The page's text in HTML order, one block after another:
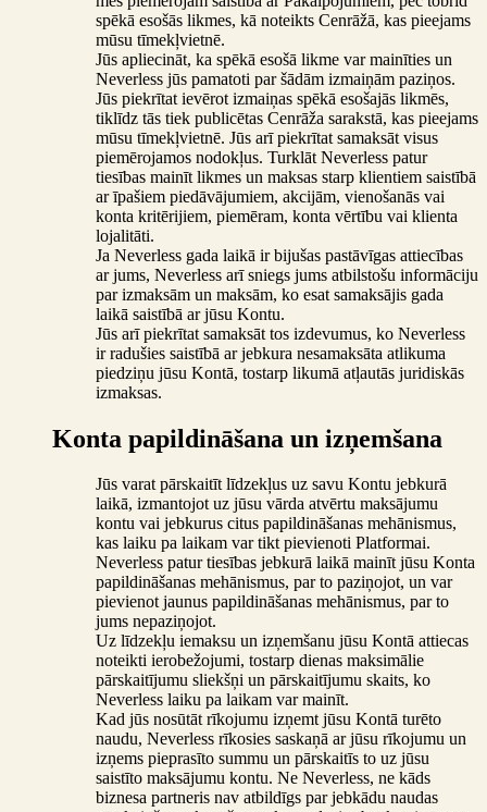
spēkā esošās likmes, kā noteikts Cenrāžā, kas pieejams
mūsu tīmekļvietnē.
Jūs apliecināt, ka spēkā esošā likme var mainīties un
Neverless jūs pamatoti par šādām izmaiņām paziņos.
Jūs piekrītat ievērot izmaiņas spēkā esošajās likmēs,
tiklīdz tās tiek publicētas Cenrāža sarakstā, kas pieejams
mūsu tīmekļvietnē. Jūs arī piekrītat samaksāt visus
piemērojamos nodokļus. Turklāt Neverless patur
tiesības mainīt likmes un maksas starp klientiem saistībā
ar īpašiem piedāvājumiem, akcijām, vienošanās vai
konta kritērijiem, piemēram, konta vērtību vai klienta
lojalitāti.
Ja Neverless gada laikā ir bijušas pastāvīgas attiecības
ar jums, Neverless arī sniegs jums atbilstošu informāciju
par izmaksām un maksām, ko esat samaksājis gada
laikā saistībā ar jūsu Kontu.
Jūs arī piekrītat samaksāt tos izdevumus, ko Neverless
ir radušies saistībā ar jebkura nesamaksāta atlikuma
piedziņu jūsu Kontā, tostarp likumā atļautās juridiskās
izmaksas.
Konta papildināšana un izņemšana
Jūs varat pārskaitīt līdzekļus uz savu Kontu jebkurā
laikā, izmantojot uz jūsu vārda atvērtu maksājumu
kontu vai jebkurus citus papildināšanas mehānismus,
kas laiku pa laikam var tikt pievienoti Platformai.
Neverless patur tiesības jebkurā laikā mainīt jūsu Konta
papildināšanas mehānismus, par to paziņojot, un var
pievienot jaunus papildināšanas mehānismus, par to
jums nepaziņojot.
Uz līdzekļu iemaksu un izņemšanu jūsu Kontā attiecas
noteikti ierobežojumi, tostarp dienas maksimālie
pārskaitījumu sliekšņi un pārskaitījumu skaits, ko
Neverless laiku pa laikam var mainīt.
Kad jūs nosūtāt rīkojumu izņemt jūsu Kontā turēto
naudu, Neverless rīkosies saskaņā ar jūsu rīkojumu un
izņems pieprasīto summu un pārskaitīs to uz jūsu
saistīto maksājumu kontu. Ne Neverless, ne kāds
biznesa partneris nav atbildīgs par jebkādu naudas